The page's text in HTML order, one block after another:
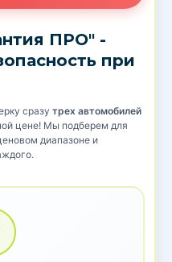
ПРО" -
при
сразу трех автомобилей
цене! Мы подберем для
диапазоне и